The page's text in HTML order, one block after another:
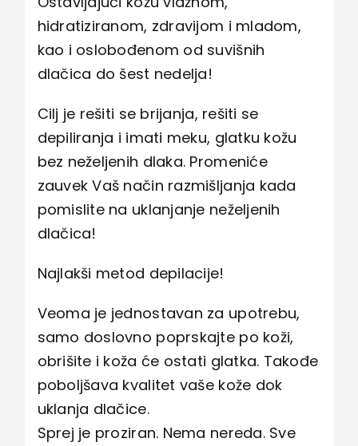
hidratiziranom, zdravijom i mladom,
kao i oslobođenom od suvišnih
dlačica do šest nedelja!
Cilj je rešiti se brijanja, rešiti se
depiliranja i imati meku, glatku kožu
bez neželjenih dlaka. Promeniće
zauvek Vaš način razmišljanja kada
pomislite na uklanjanje neželjenih
dlačica!
Najlakši metod depilacije!
Veoma je jednostavan za upotrebu,
samo doslovno poprskajte po koži,
obrišite i koža će ostati glatka. Takođe
poboljšava kvalitet vaše kože dok
uklanja dlačice.
Sprej je proziran. Nema nereda. Sve